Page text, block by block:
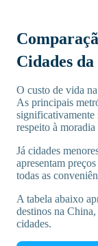
Cidades
O custo de vida
As principais
significativamente
respeito à
Já cidades
apresentam
todas as
A tabela abaixo
destinos na
cidades.